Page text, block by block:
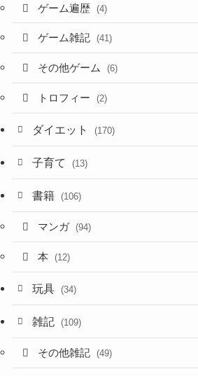
ゲーム遍歴 (4)
ゲーム雑記 (41)
その他ゲーム (6)
トロフィー (2)
ダイエット (170)
子育て (13)
書籍 (106)
マンガ (94)
本 (12)
玩具 (34)
雑記 (109)
その他雑記 (49)